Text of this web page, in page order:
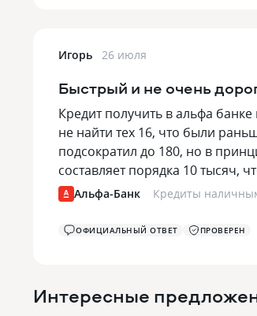
Игорь 26 июля
Быстрый и не очень
Кредит получить в альфа
не найти тех 16, что были
подсократил до 180, но в
составляет порядка 10 тысяч,
Альфа-Банк Кредиты
ОФИЦИАЛЬНЫЙ ОТВЕТ ПРОВЕРЕН
Интересные